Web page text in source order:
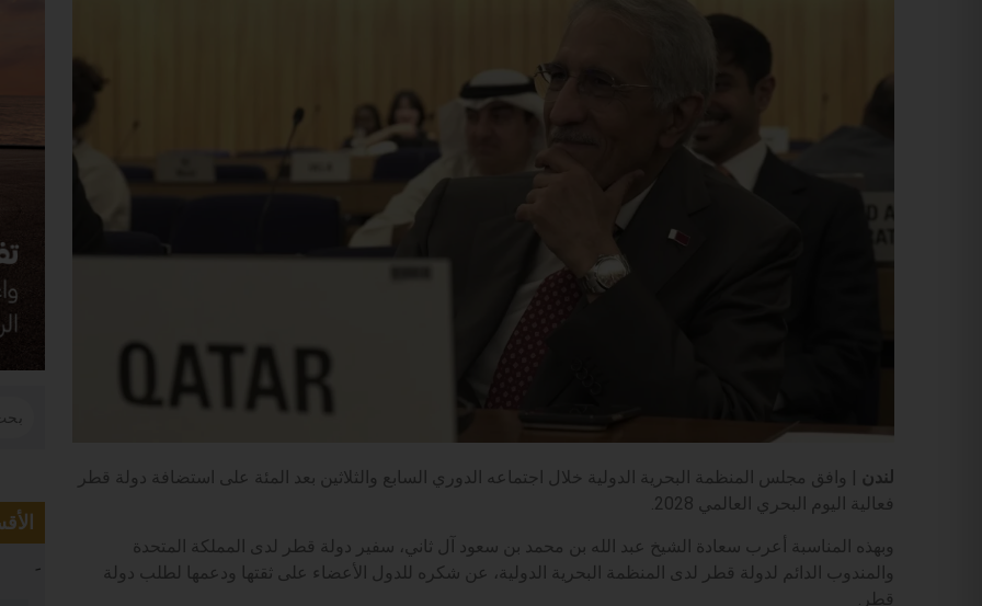
لندن | وافق مجلس المنظمة البحرية الدولية خلال اجتماعه الدوري السابع والثلاثين بعد المئة على استضافة دولة قطر
فعالية اليوم البحري العالمي 2028.
وبهذه المناسبة أعرب سعادة الشيخ عبد الله بن محمد بن سعود آل ثاني، سفير دولة قطر لدى المملكة المتحدة
والمندوب الدائم لدولة قطر لدى المنظمة البحرية الدولية، عن شكره للدول الأعضاء على ثقتها ودعمها لطلب دولة
قطر.